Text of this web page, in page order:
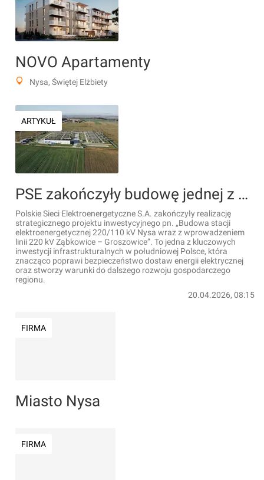
NOVO Apartamenty
Nysa, Świętej Elżbiety
ARTYKUŁ
PSE zakończyły budowę jednej z kluczowych inwestycji infrastrukturalnych w południowej Polsce
Polskie Sieci Elektroenergetyczne S.A. zakończyły realizację
strategicznego projektu inwestycyjnego pn. „Budowa stacji
elektroenergetycznej 220/110 kV Nysa wraz z wprowadzeniem
linii 220 kV Ząbkowice – Groszowice”. To jedna z kluczowych
inwestycji infrastrukturalnych w południowej Polsce, która
znacząco poprawi bezpieczeństwo dostaw energii elektrycznej
oraz stworzy warunki do dalszego rozwoju gospodarczego
regionu.
20.04.2026, 08:15
FIRMA
Miasto Nysa
FIRMA